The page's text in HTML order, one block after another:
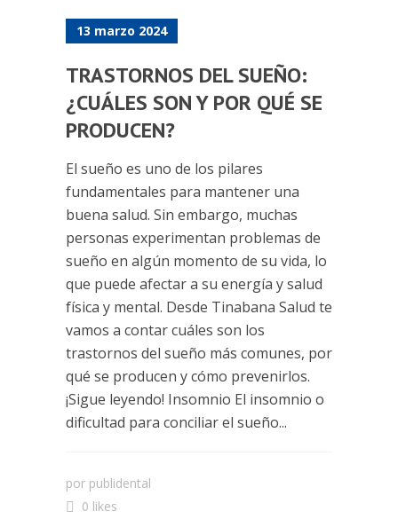
13 marzo 2024
TRASTORNOS DEL SUEÑO:
¿CUÁLES SON Y POR QUÉ SE
PRODUCEN?
El sueño es uno de los pilares
fundamentales para mantener una
buena salud. Sin embargo, muchas
personas experimentan problemas de
sueño en algún momento de su vida, lo
que puede afectar a su energía y salud
física y mental. Desde Tinabana Salud te
vamos a contar cuáles son los
trastornos del sueño más comunes, por
qué se producen y cómo prevenirlos.
¡Sigue leyendo! Insomnio El insomnio o
dificultad para conciliar el sueño...
por publidental
0 likes